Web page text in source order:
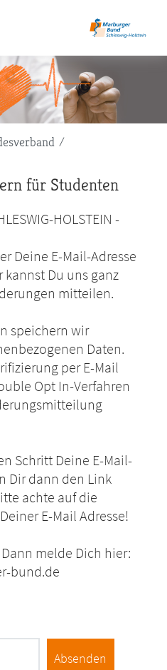
für Studenten
HOLSTEIN -
Deine E-Mail-Adresse
Du uns ganz
mitteilen.
speichern wir
Daten.
per E-Mail
Opt In-Verfahren
Schritt Deine E-Mail-
Dir dann den Link
achte auf die
E-Mail Adresse!
melde Dich hier:
bund.de
Absenden